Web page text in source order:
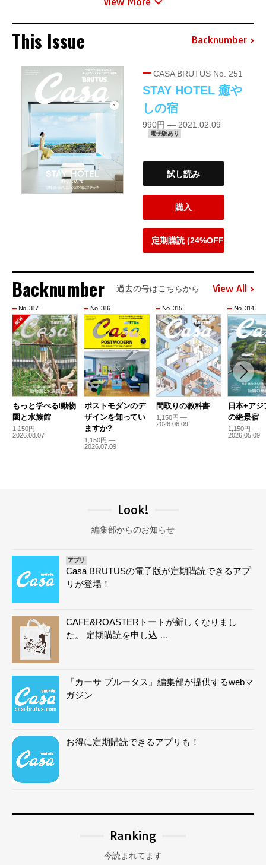
This Issue Backnumber
CASA BRUTUS No. 251
STAY HOTEL 癒や
しの宿
990円 — 2021.02.09
電子版あり
試し読み
購入
定期購読 (24%OFF)
Backnumber 過去の号はこちらから View All
No. 317
もっと学べる!動物
園と水族館
1,150円 —
2026.08.07
No. 316
ポストモダンのデ
ザインを知ってい
ますか?
1,150円 —
2026.07.09
No. 315
間取りの教科書
1,150円 —
2026.06.09
No. 314
日本+アジ
の絶景宿
1,150円 —
2026.05.09
Look!
編集部からのお知らせ
アプリ
Casa BRUTUSの電子版が定期購読できるアプ
リが登場！
CAFE&ROASTERトートが新しくなりまし
た。 定期購読を申し込 …
『カーサ ブルータス』編集部が提供するwebマ
ガジン
お得に定期購読できるアプリも！
Ranking
今読まれてます